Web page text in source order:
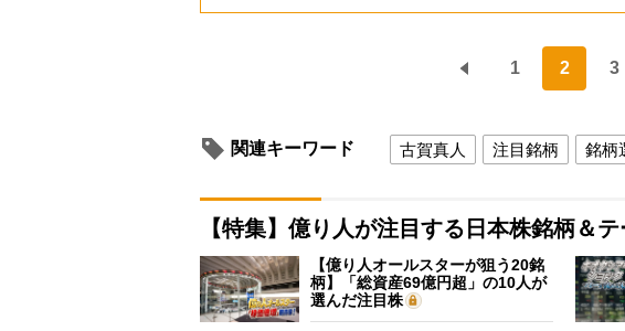
1 2 3
関連キーワード 古賀真人 注目銘柄 銘柄
【特集】億り人が注目する日本株銘柄＆テ
【億り人オールスターが狙う20銘
柄】「総資産69億円超」の10人が
選んだ注目株